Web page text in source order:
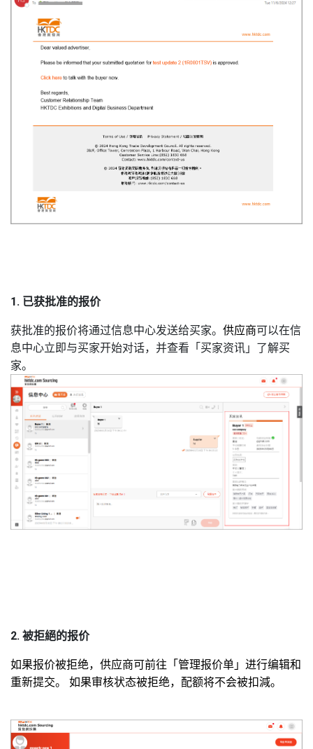
1. 已获批准的报价
获批准的报价将通过信息中心发送给买家。 供应商可以在信
息中心立即与买家开始对话，并查看「买家资讯」了解买
家。
2. 被拒絕的报价
如果报价被拒绝，供应商可前往「管理报价单」进行编辑和
重新提交。 如果审核状态被拒绝， 配额将不会被扣減。